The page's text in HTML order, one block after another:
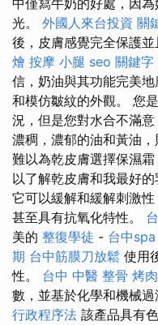
中僅寫牛奶的好處，因
光。 外國人來台投資 關
後，皮膚感覺完全保護並
燴 按摩 小腿 seo 關鍵字
信，奶油與其功能完美
和模仿皺紋的外觀。 您
況，但是您對水合不滿
濃稠，濃郁的油和黃油
難以為乾皮膚選擇保濕
以了解乾皮膚和我最好
它可以緩解和緩解刺激
甚至具有抗氧化特性。
美的 整復學徒 - 台中spa
期 台中筋膜刀放鬆 使用
性。 台中 中醫 整骨 烤
數，並基於化學和機械過
行政程序法 該產品具有